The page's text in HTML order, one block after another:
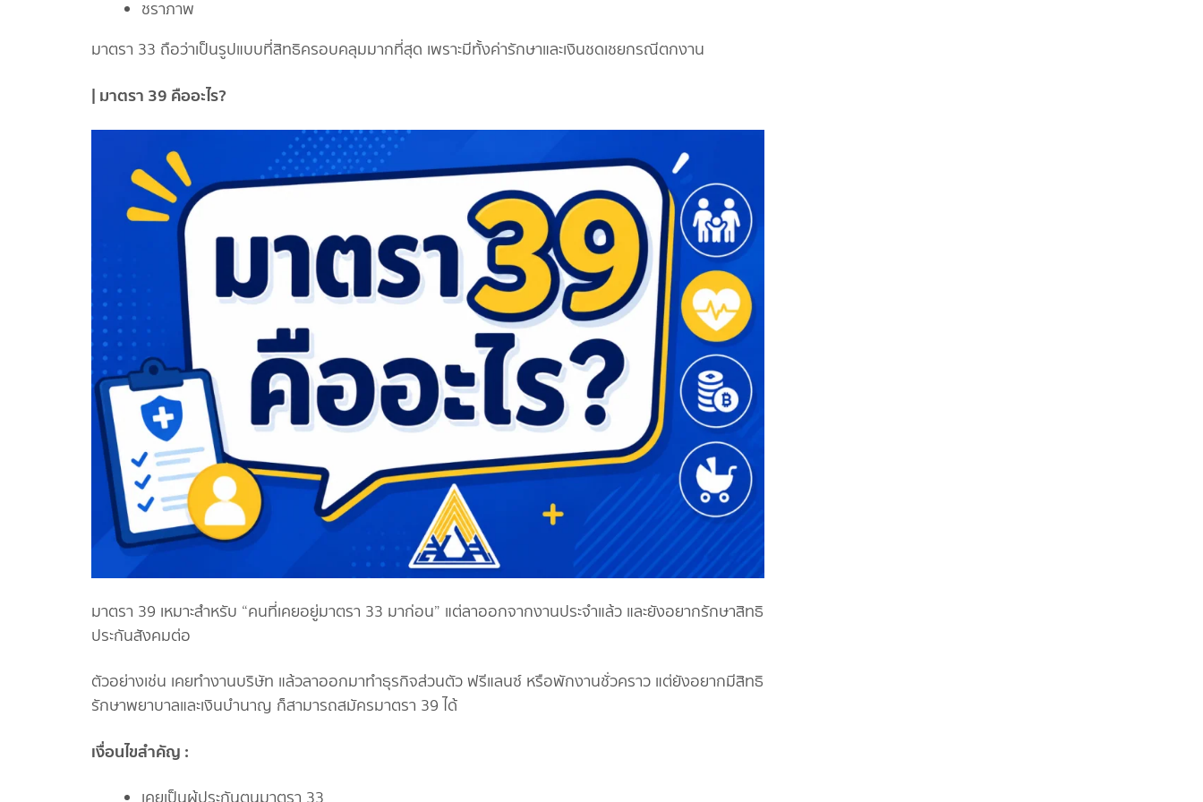
ชราภาพ
มาตรา 33 ถือว่าเป็นรูปแบบที่สิทธิครอบคลุมมากที่สุด เพราะมีทั้งค่ารักษาและเงินชดเชยกรณีตกงาน
| มาตรา 39 คืออะไร?
มาตรา 39 เหมาะสำหรับ “คนที่เคยอยู่มาตรา 33 มาก่อน” แต่ลาออกจากงานประจำแล้ว และยังอยากรักษาสิทธิ
ประกันสังคมต่อ
ตัวอย่างเช่น เคยทำงานบริษัท แล้วลาออกมาทำธุรกิจส่วนตัว ฟรีแลนซ์ หรือพักงานชั่วคราว แต่ยังอยากมีสิทธิ
รักษาพยาบาลและเงินบำนาญ ก็สามารถสมัครมาตรา 39 ได้
เงื่อนไขสำคัญ :